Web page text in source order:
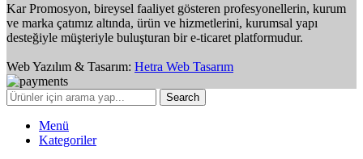
Kar Promosyon, bireysel faaliyet gösteren profesyonellerin, kurum
ve marka çatımız altında, ürün ve hizmetlerini, kurumsal yapı
desteğiyle müşteriyle buluşturan bir e-ticaret platformudur.
Web Yazılım & Tasarım: Hetra Web Tasarım
Search
Menü
Kategoriler